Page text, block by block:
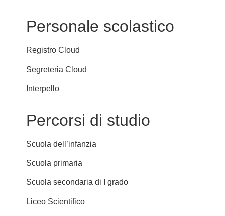
Personale scolastico
Registro Cloud
Segreteria Cloud
Interpello
Percorsi di studio
Scuola dell’infanzia
Scuola primaria
Scuola secondaria di I grado
Liceo Scientifico